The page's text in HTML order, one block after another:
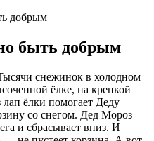
быть добрым
снежинок в холодном
ёлке, на крепкой
ёлки помогает Деду
со снегом. Дед Мороз
и сбрасывает вниз. И